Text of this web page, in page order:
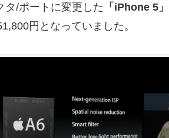
タ/ポートに変更した
「iPhone 5」
円となっていました。